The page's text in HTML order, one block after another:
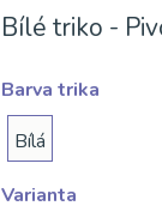
Bílé triko -
Barva trika
Bílá
Varianta